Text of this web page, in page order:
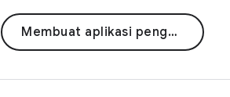
Membuat aplikasi pengeditan